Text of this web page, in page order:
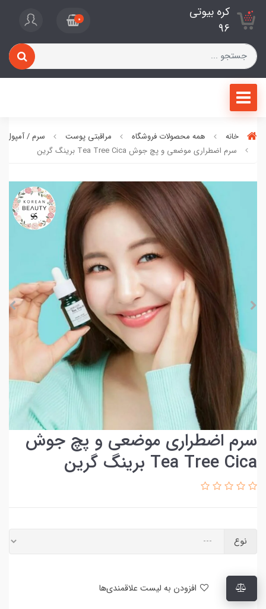
کره بیوتی
96
0
خانه همه محصولات فروشگاه مراقبتی پوست
سرم / آمپول
سرم اضطراری موضعی و پچ جوش Tea Tree Cica برینگ گرین
سرم اضطراری موضعی و پچ جوش
Tea Tree Cica برینگ گرین
نوع